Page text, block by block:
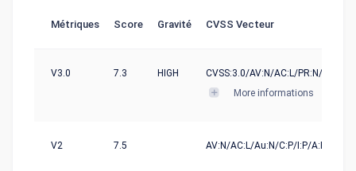
Métriques Score Gravité CVSS Vecteur
V3.0 7.3 HIGH
CVSS:3.0/AV:N/AC:L/PR:N/UI:N/
More informations
V2 7.5 AV:N/AC:L/Au:N/C:P/I:P/A:P